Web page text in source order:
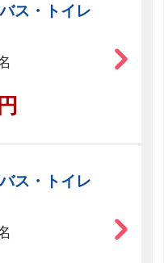
ス・トイレ
ス・トイレ